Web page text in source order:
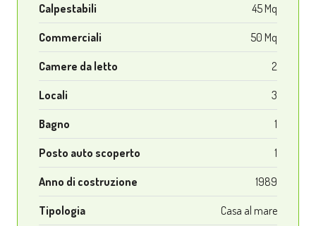
Calpestabili 45 Mq
Commerciali 50 Mq
Camere da letto 2
Locali 3
Bagno 1
Posto auto scoperto 1
Anno di costruzione 1989
Tipologia Casa al mare